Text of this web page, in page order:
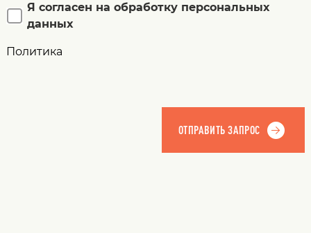
Я согласен на обработку персональных
данных
Политика